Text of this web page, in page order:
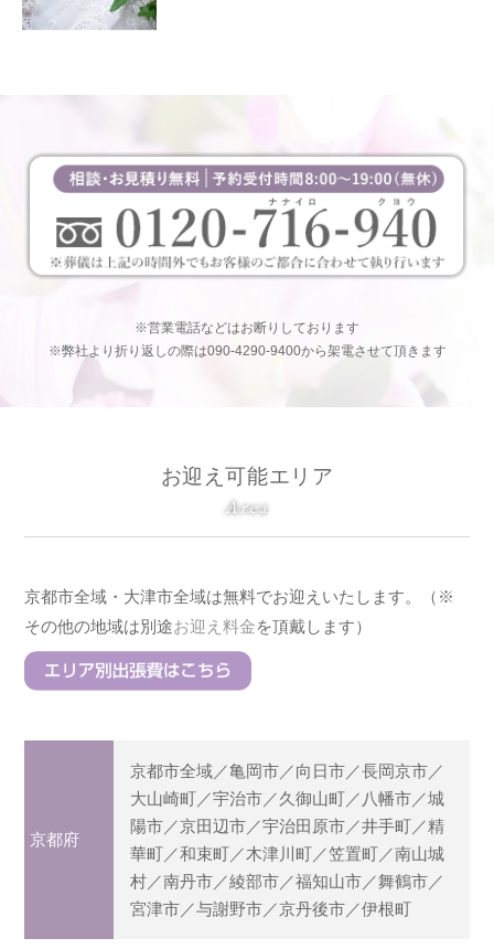
※営業電話などはお断りしております
※弊社より折り返しの際は090-4290-9400から架電させて頂きます
お迎え可能エリア
Area
京都市全域・大津市全域は無料でお迎えいたします。（※
その他の地域は別途お迎え料金を頂戴します）
京都府
京都市全域／亀岡市／向日市／長岡京市／
大山崎町／宇治市／久御山町／八幡市／城
陽市／京田辺市／宇治田原市／井手町／精
華町／和束町／木津川町／笠置町／南山城
村／南丹市／綾部市／福知山市／舞鶴市／
宮津市／与謝野市／京丹後市／伊根町